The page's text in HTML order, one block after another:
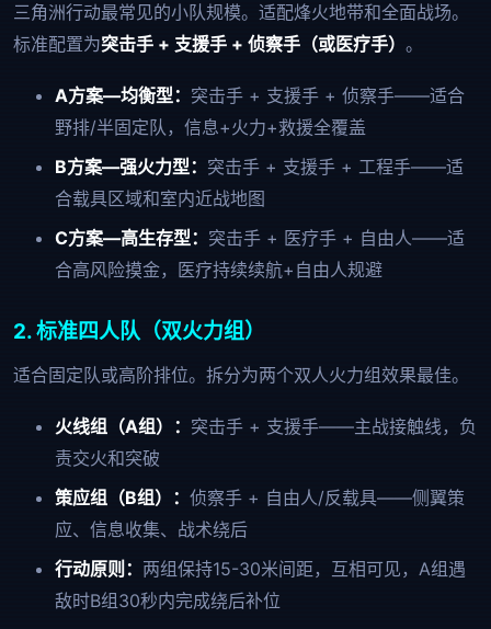
三角洲行动最常见的小队规模。适配烽火地带和全面战场。
标准配置为突击手 + 支援手 + 侦察手（或医疗手） 。
A方案—均衡型： 突击手 + 支援手 + 侦察手——适合
野排/半固定队，信息+火力+救援全覆盖
B方案—强火力型： 突击手 + 支援手 + 工程手——适
合载具区域和室内近战地图
C方案—高生存型： 突击手 + 医疗手 + 自由人——适
合高风险摸金，医疗持续续航+自由人规避
2. 标准四人队（双火力组）
适合固定队或高阶排位。拆分为两个双人火力组效果最佳。
火线组（A组）： 突击手 + 支援手——主战接触线，负
责交火和突破
策应组（B组）： 侦察手 + 自由人/反载具——侧翼策
应、信息收集、战术绕后
行动原则： 两组保持15-30米间距，互相可见，A组遇
敌时B组30秒内完成绕后补位